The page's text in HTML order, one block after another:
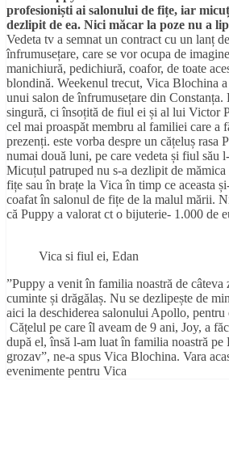
profesioniști ai salonului de fițe, iar
dezlipit de ea. Nici măcar la poze nu a
Vedeta tv a semnat un contract cu un lanț
înfrumusețare, care se vor ocupa de
manichiură, pedichiură, coafor, de toate
blondină. Weekenul trecut, Vica Blochina
unui salon de înfrumusețare din
singură, ci însoțită de fiul ei și al lui Victor
cel mai proaspăt membru al familiei care a
prezenți. este vorba despre un cățeluș rasa
numai două luni, pe care vedeta și fiul său
Micuțul patruped nu s-a dezlipit de
fițe sau în brațe la Vica în timp ce aceasta
coafat în salonul de fițe de la malul mării.
că Puppy a valorat ct o bijuterie- 1.000 de
Vica si fiul ei, Edan
”Puppy a venit în familia noastră de câteva
cuminte și drăgălaș. Nu se dezlipește de
aici la deschiderea salonului Apollo, pentru
Cățelul pe care îl aveam de 9 ani, Joy, a
după el, însă l-am luat în familia noastră pe
grozav”, ne-a spus Vica Blochina. Vara
evenimente pentru Vica